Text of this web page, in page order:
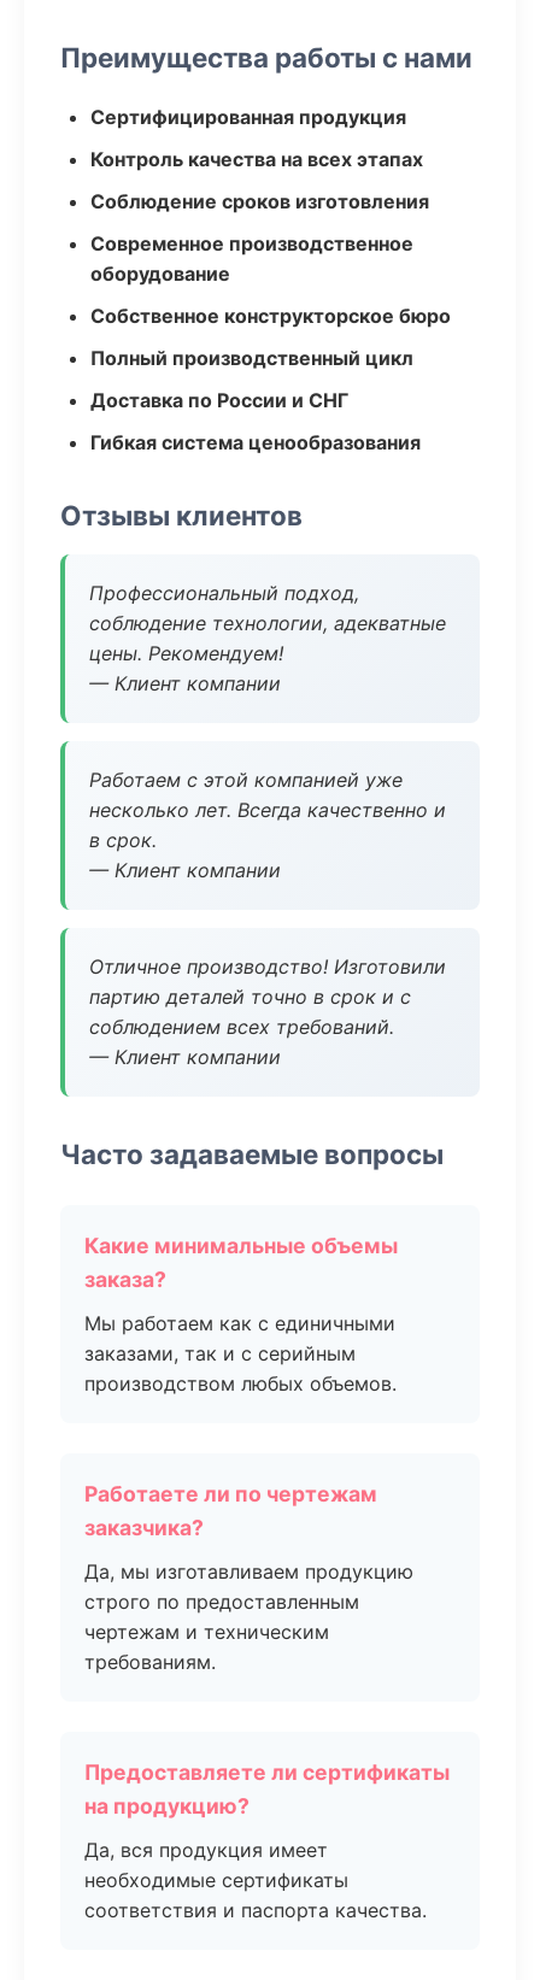
Преимущества работы с нами
Сертифицированная продукция
Контроль качества на всех этапах
Соблюдение сроков изготовления
Современное производственное
оборудование
Собственное конструкторское бюро
Полный производственный цикл
Доставка по России и СНГ
Гибкая система ценообразования
Отзывы клиентов
Профессиональный подход,
соблюдение технологии, адекватные
цены. Рекомендуем!
— Клиент компании
Работаем с этой компанией уже
несколько лет. Всегда качественно и
в срок.
— Клиент компании
Отличное производство! Изготовили
партию деталей точно в срок и с
соблюдением всех требований.
— Клиент компании
Часто задаваемые вопросы
Какие минимальные объемы
заказа?
Мы работаем как с единичными
заказами, так и с серийным
производством любых объемов.
Работаете ли по чертежам
заказчика?
Да, мы изготавливаем продукцию
строго по предоставленным
чертежам и техническим
требованиям.
Предоставляете ли сертификаты
на продукцию?
Да, вся продукция имеет
необходимые сертификаты
соответствия и паспорта качества.